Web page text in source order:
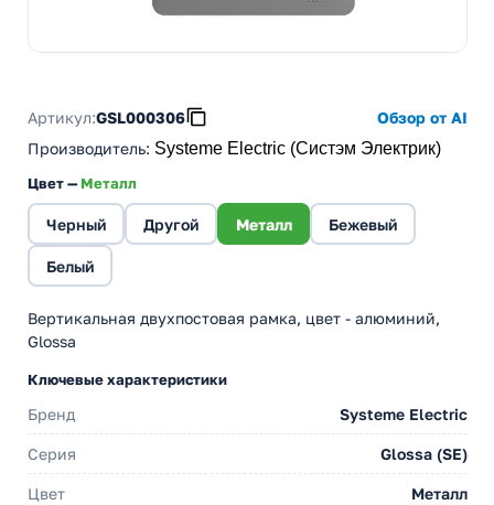
Артикул:GSL000306
Обзор от AI
Производитель: Systeme Electric (Систэм Электрик)
Цвет —Металл
Черный Другой Металл Бежевый
Белый
Вертикальная двухпостовая рамка, цвет - алюминий,
Glossa
Ключевые характеристики
Бренд Systeme Electric
Серия Glossa (SE)
Цвет Металл